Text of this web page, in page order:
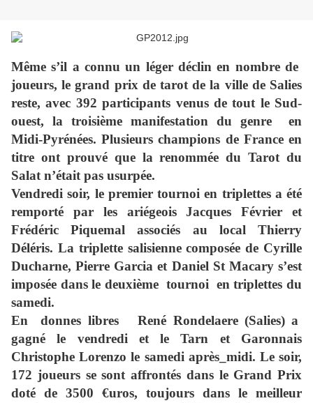
Même s’il a connu un léger déclin en nombre de
joueurs, le grand prix de tarot de la ville de Salies
reste, avec 392 participants venus de tout le Sud-
ouest, la troisième manifestation du genre en
Midi-Pyrénées. Plusieurs champions de France en
titre ont prouvé que la renommée du Tarot du
Salat n’était pas usurpée.
Vendredi soir, le premier tournoi en triplettes a été
remporté par les ariégeois Jacques Février et
Frédéric Piquemal associés au local Thierry
Déléris. La triplette salisienne composée de Cyrille
Ducharne, Pierre Garcia et Daniel St Macary s’est
imposée dans le deuxième tournoi en triplettes du
samedi.
En donnes libres René Rondelaere (Salies) a
gagné le vendredi et le Tarn et Garonnais
Christophe Lorenzo le samedi après_midi. Le soir,
172 joueurs se sont affrontés dans le Grand Prix
doté de 3500 €uros, toujours dans le meilleur